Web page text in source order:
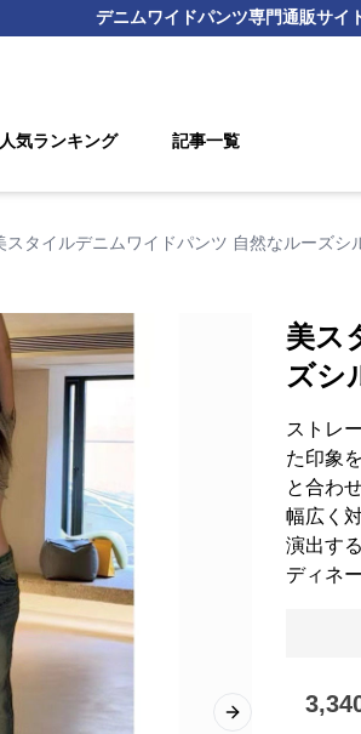
デニムワイドパンツ専門通販サイ
人気ランキング 記事一覧
スタイルデニムワイドパンツ 自然なルーズシ
Next slide
美ス
ズシ
ストレ
た印象
と合わ
幅広く
演出す
ディネ